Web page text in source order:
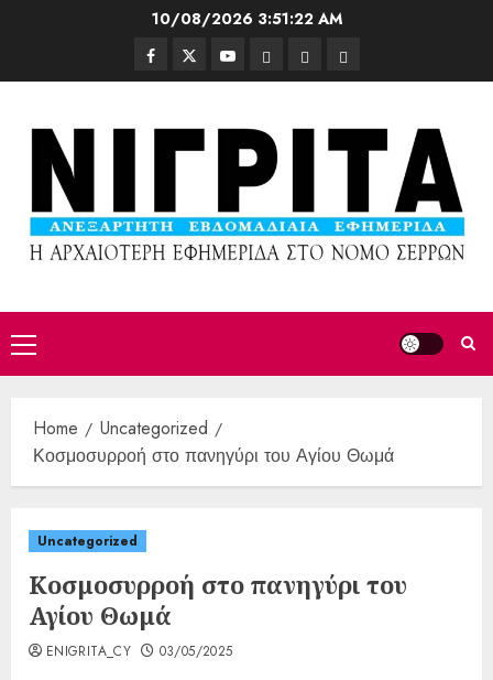
10/08/2026 3:51:24 AM
Home
Uncategorized
Κοσμοσυρροή στο πανηγύρι του Αγίου Θωμά
Uncategorized
Κοσμοσυρροή στο πανηγύρι του
Αγίου Θωμά
ENIGRITA_CY 03/05/2025